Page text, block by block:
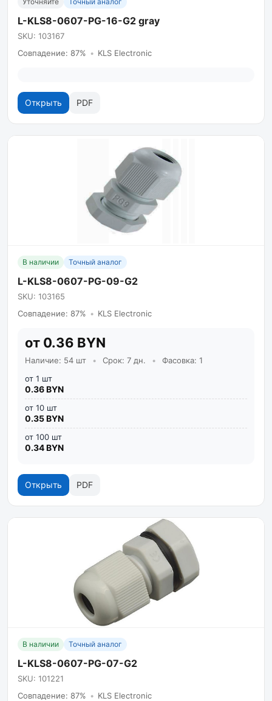
L-KLS8-0607-PG-16-G2 gray
SKU: 103167
Совпадение: 87% • KLS Electronic
Открыть PDF
В наличии Точный аналог
L-KLS8-0607-PG-09-G2
SKU: 103165
Совпадение: 87% • KLS Electronic
от 0.36 BYN
Наличие: 54 шт • Срок: 7 дн. •
Фасовка: 1
от 1 шт
0.36 BYN
от 10 шт
0.35 BYN
от 100 шт
0.34 BYN
Открыть PDF
В наличии Точный аналог
L-KLS8-0607-PG-07-G2
SKU: 101221
Совпадение: 87% • KLS Electronic